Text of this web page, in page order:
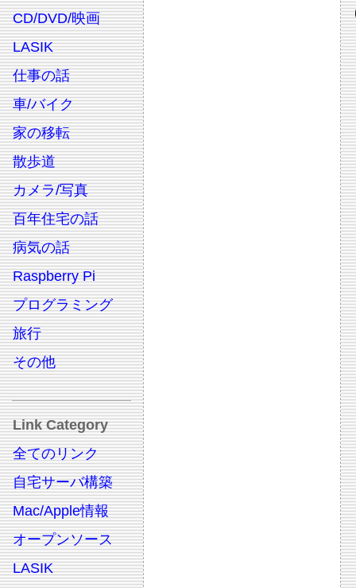
CD/DVD/映画
LASIK
仕事の話
車/バイク
家の移転
散歩道
カメラ/写真
百年住宅の話
病気の話
Raspberry Pi
プログラミング
旅行
その他
Link Category
全てのリンク
自宅サーバ構築
Mac/Apple情報
オープンソース
LASIK